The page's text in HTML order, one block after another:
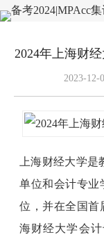
2024年上海财
2023-12-
上海财经大学
单位和会计专业
位，并在全国首
海财经大学会